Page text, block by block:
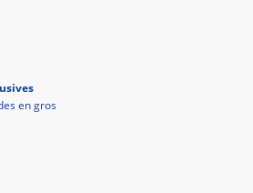
en gros